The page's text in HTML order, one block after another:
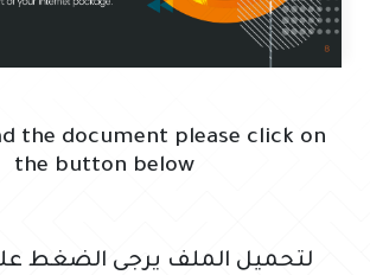
the document please click on
the button below
لتحميل الملف يرجى الضغط على